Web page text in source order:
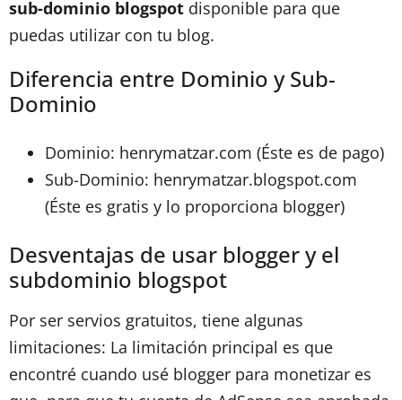
sub-dominio blogspot disponible para que
puedas utilizar con tu blog.
Diferencia entre Dominio y Sub-
Dominio
Dominio: henrymatzar.com (Éste es de pago)
Sub-Dominio: henrymatzar.blogspot.com
(Éste es gratis y lo proporciona blogger)
Desventajas de usar blogger y el
subdominio blogspot
Por ser servios gratuitos, tiene algunas
limitaciones: La limitación principal es que
encontré cuando usé blogger para monetizar es